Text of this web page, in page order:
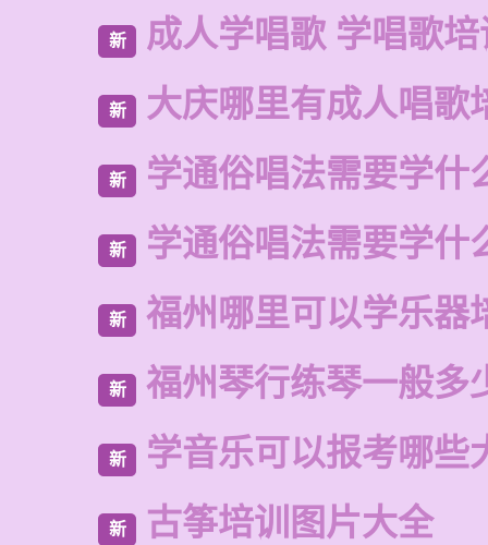
新 成人学唱歌 学唱歌培
新 大庆哪里有成人唱歌
新 学通俗唱法需要学什
新 学通俗唱法需要学什
新 福州哪里可以学乐器
新 福州琴行练琴一般多
新 学音乐可以报考哪些
新 古筝培训图片大全